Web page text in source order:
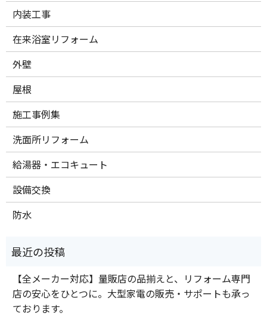
内装工事
在来浴室リフォーム
外壁
屋根
施工事例集
洗面所リフォーム
給湯器・エコキュート
設備交換
防水
【全メーカー対応】量販店の品揃えと、リフォーム専門
店の安心をひとつに。大型家電の販売・サポートも承っ
ております。